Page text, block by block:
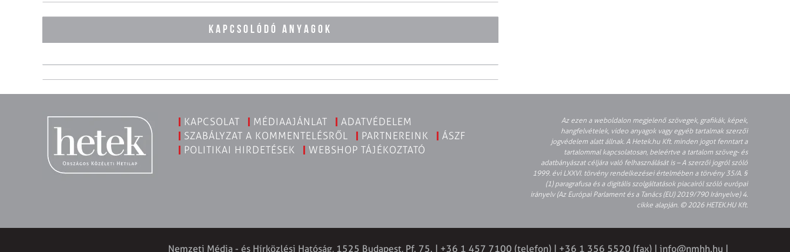
KAPCSOLÓDÓ ANYAGOK
KAPCSOLAT MÉDIAAJÁNLAT
ADATVÉDELEM
SZABÁLYZAT A KOMMENTELÉSRŐL
PARTNEREINK
ÁSZF
POLITIKAI HIRDETÉSEK
WEBSHOP TÁJÉKOZTATÓ
Az ezen a weboldalon megjelenő szövegek, grafikák, képek,
hangfelvételek, video anyagok vagy egyéb tartalmak szerzői
jogvédelem alatt állnak. A Hetek.hu Kft. minden jogot fenntart a
tartalommal kapcsolatosan, beleértve a tartalom szöveg- és
adatbányászat céljára való felhasználását is – A szerzői jogról szóló
1999. évi LXXVI. törvény rendelkezései értelmében a törvény 35/A. §
(1) paragrafusa és a digitális szolgáltatások piacairól szóló európai
irányelv (Az Európai Parlament és a Tanács (EU) 2019/790 Irányelve) 4.
cikke alapján. © 2026 HETEK.HU Kft.
Nemzeti Média - és Hírközlési Hatóság, 1525 Budapest, Pf. 75. | +36 1 457 7100 (telefon) | +36 1 356 5520 (fax) | info@nmhh.hu |